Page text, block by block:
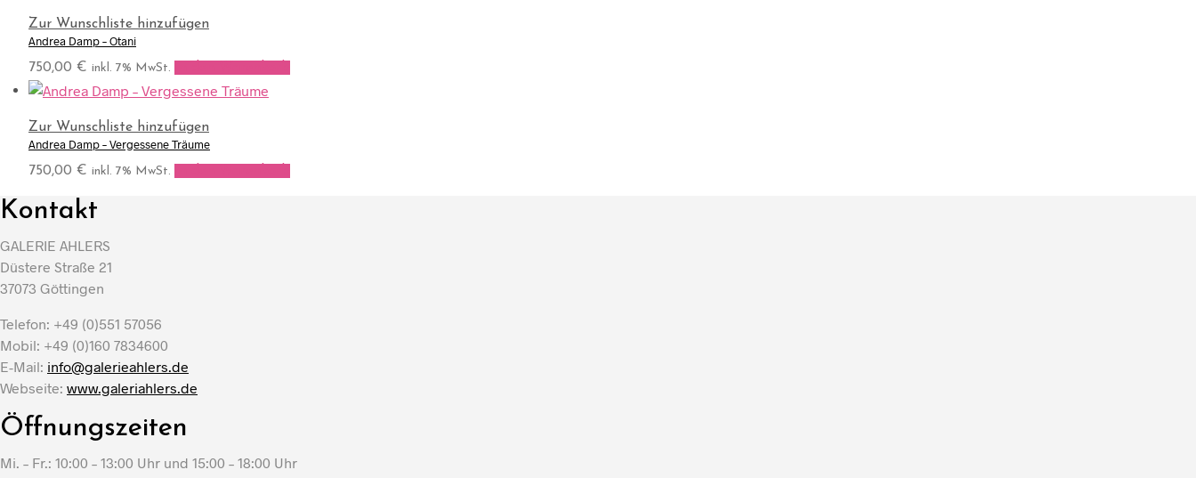
Zur Wunschliste hinzufügen
Andrea Damp – Otani
750,00 € inkl. 7% MwSt.
Zur Wunschliste hinzufügen
Andrea Damp – Vergessene Träume
750,00 € inkl. 7% MwSt.
Kontakt
GALERIE AHLERS
Düstere Straße 21
37073 Göttingen
Telefon: +49 (0)551 57056
Mobil: +49 (0)160 7834600
E-Mail: info@galerieahlers.de
Webseite: www.galeriahlers.de
Öffnungszeiten
Mi. – Fr.: 10:00 – 13:00 Uhr und 15:00 – 18:00 Uhr